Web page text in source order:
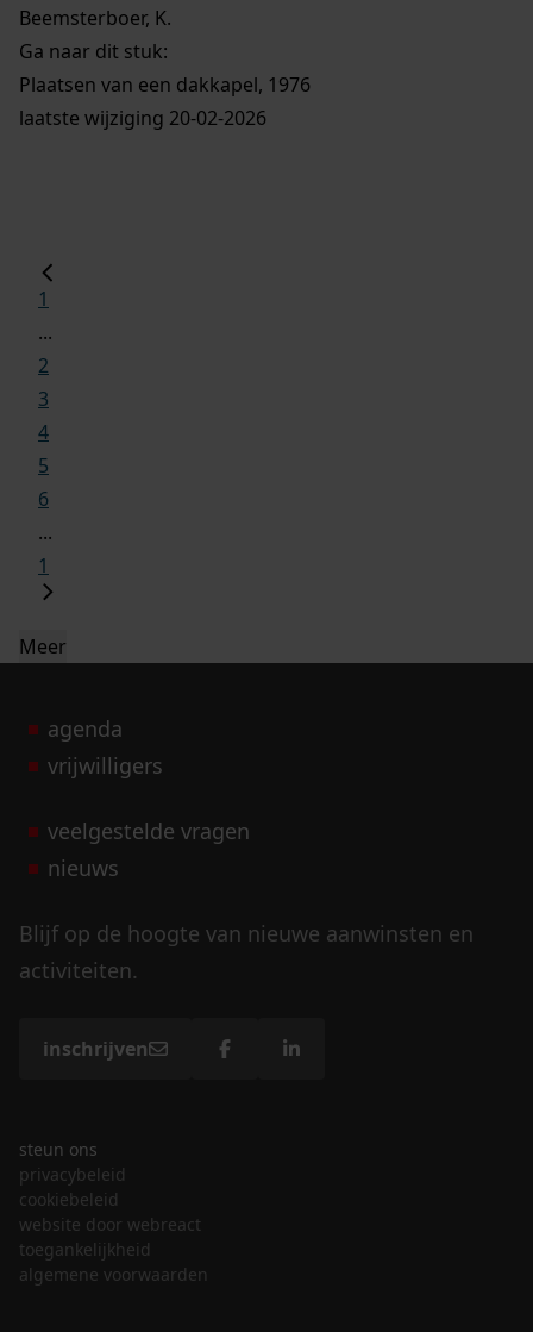
Beemsterboer, K.
Ga naar dit stuk:
Plaatsen van een dakkapel, 1976
laatste wijziging 20-02-2026
1
...
2
3
4
5
6
...
1
Meer
agenda
vrijwilligers
veelgestelde vragen
nieuws
Blijf op de hoogte van nieuwe aanwinsten en
activiteiten.
inschrijven
steun ons
privacybeleid
cookiebeleid
website door webreact
toegankelijkheid
algemene voorwaarden